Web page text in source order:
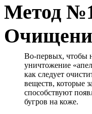
Метод
Во-первых, чтобы
уничтожение
как следует
веществ, которые
способствуют
бугров на коже.